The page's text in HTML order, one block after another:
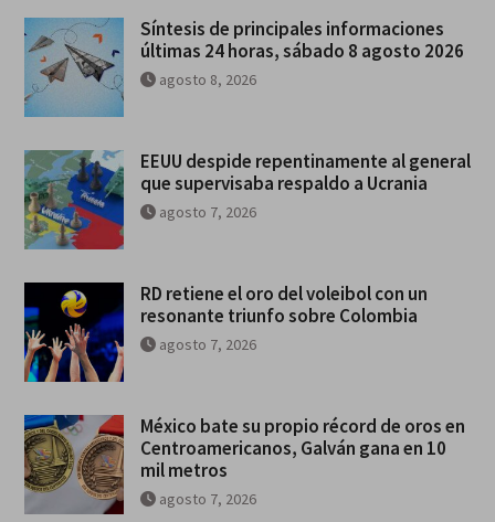
Síntesis de principales informaciones
últimas 24 horas, sábado 8 agosto 2026
agosto 8, 2026
EEUU despide repentinamente al general
que supervisaba respaldo a Ucrania
agosto 7, 2026
RD retiene el oro del voleibol con un
resonante triunfo sobre Colombia
agosto 7, 2026
México bate su propio récord de oros en
Centroamericanos, Galván gana en 10
mil metros
agosto 7, 2026